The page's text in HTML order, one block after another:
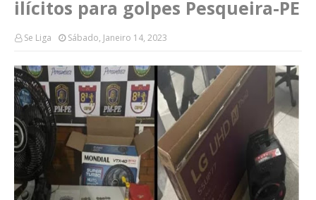
ilícitos para golpes Pesqueira-PE
Se Liga Sábado, Janeiro 14, 2023